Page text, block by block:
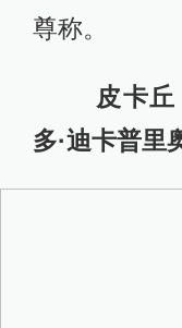
尊称。
皮卡
多·迪卡普里